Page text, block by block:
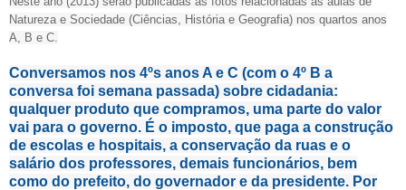
Natureza e Sociedade (Ciências, História e Geografia) nos quartos anos
A, B e C.
Conversamos nos 4ºs anos A e C (com o 4º B a
conversa foi semana passada) sobre cidadania:
qualquer produto que compramos, uma parte do valor
vai para o governo. É o imposto, que paga a construção
de escolas e hospitais, a conservação da ruas e o
salário dos professores, demais funcionários, bem
como do prefeito, do governador e da presidente. Por